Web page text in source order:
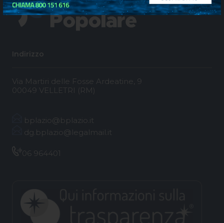
Indirizzo
Via Martiri delle Fosse Ardeatine, 9
00049 VELLETRI (RM)
bplazio@bplazio.it
dg.bplazio@legalmail.it
06 964401